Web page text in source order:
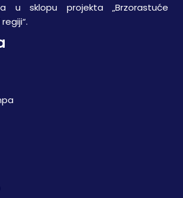
u sklopu projekta „Brzorastuće